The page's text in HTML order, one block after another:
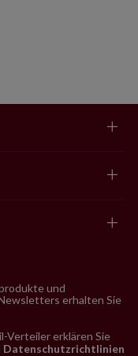
und
erhalten Sie
Verteiler erklären Sie
Datenschutzrichtlinien